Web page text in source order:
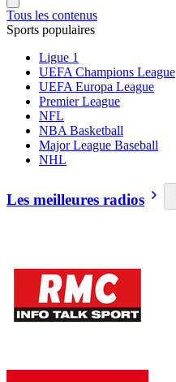
Tous les contenus
Sports populaires
Ligue 1
UEFA Champions League
UEFA Europa League
Premier League
NFL
NBA Basketball
Major League Baseball
NHL
Les meilleures radios